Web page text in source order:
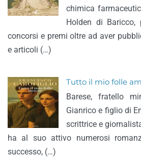
chimica
Holden di Baricco,
concorsi e premi oltre ad aver
e articoli (…)
Tutto il mio folle
Barese, fratello
Gianrico e figlio di
scrittrice e
ha al suo attivo numerosi
successo, (…)